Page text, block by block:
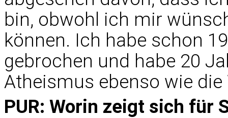
bin, obwohl ich mir
können. Ich habe schon
gebrochen und habe 20
Atheismus ebenso wie
PUR: Worin zeigt sich für